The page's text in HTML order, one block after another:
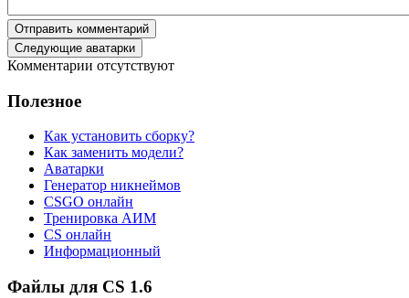
Отправить комментарий
Следующие аватарки
Комментарии отсутствуют
Полезное
Как установить сборку?
Как заменить модели?
Аватарки
Генератор никнеймов
CSGO онлайн
Тренировка АИМ
CS онлайн
Информационный
Файлы для CS 1.6